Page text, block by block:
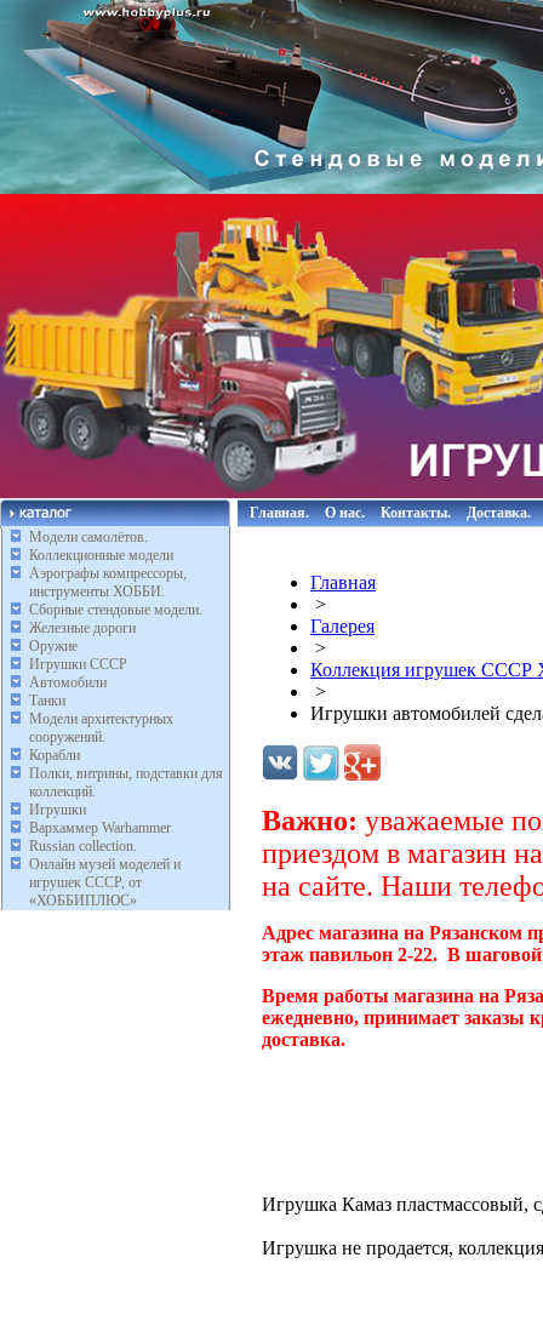
Модели самолётов.
Коллекционные модели
Аэрографы компрессоры,
инструменты ХОББИ.
Сборные стендовые модели.
Железные дороги
Оружие
Игрушки СССР
Автомобили
Танки
Модели архитектурных
сооружений.
Корабли
Полки, витрины, подставки для
коллекций.
Игрушки
Вархаммер Warhammer
Russian collection.
Онлайн музей моделей и
игрушек СССР, от
«ХОББИПЛЮС»
Главная. О нас. Контакты. Доставка.
Главная
>
Галерея
>
Коллекция игрушек
>
Игрушки автомобилей
Важно: уважаемые
приездом в магазин
на сайте. Наши
Адрес магазина на Рязанском
этаж павильон 2-22. В
Время работы магазина на
ежедневно, принимает заказы
доставка.
Игрушка Камаз пластмассовый,
Игрушка не продается,